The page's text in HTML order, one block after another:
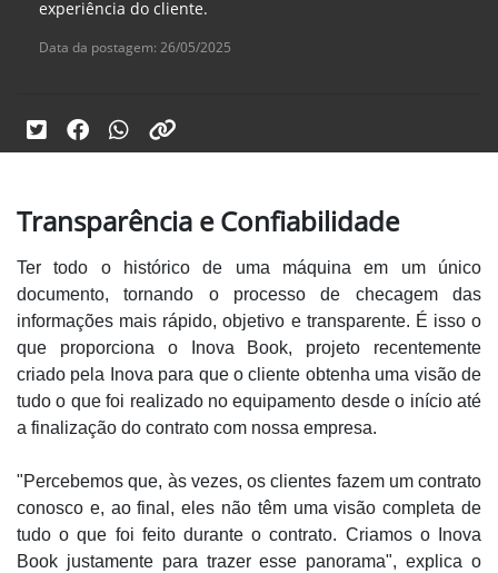
experiência do cliente.
Data da postagem: 26/05/2025
Transparência e Confiabilidade
Ter todo o histórico de uma máquina em um único
documento, tornando o processo de checagem das
informações mais rápido, objetivo e transparente. É isso o
que proporciona o Inova Book, projeto recentemente
criado pela Inova para que o cliente obtenha uma visão de
tudo o que foi realizado no equipamento desde o início até
a finalização do contrato com nossa empresa.
"Percebemos que, às vezes, os clientes fazem um contrato
conosco e, ao final, eles não têm uma visão completa de
tudo o que foi feito durante o contrato. Criamos o Inova
Book justamente para trazer esse panorama", explica o